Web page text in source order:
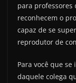
para professores
reconhecem o
capaz de se
reprodutor de
Para você que
daquele colega